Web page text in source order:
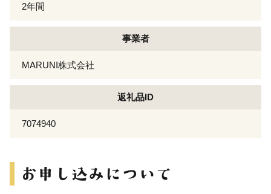
2年間
事業者
MARUNI株式会社
返礼品ID
7074940